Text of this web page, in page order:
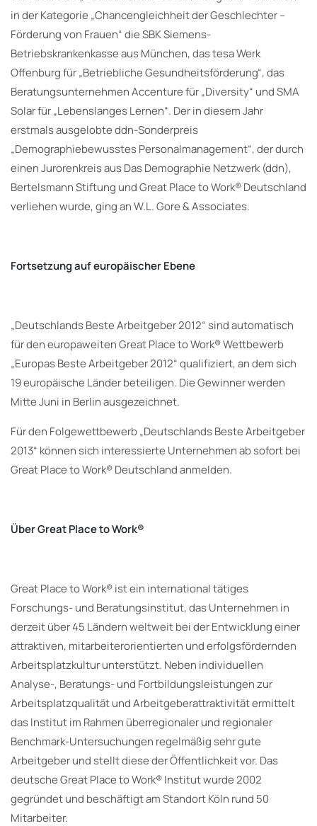
in der Kategorie „Chancengleichheit der Geschlechter –
Förderung von Frauen“ die SBK Siemens-
Betriebskrankenkasse aus München, das tesa Werk
Offenburg für „Betriebliche Gesundheitsförderung“, das
Beratungsunternehmen Accenture für „Diversity“ und SMA
Solar für „Lebenslanges Lernen“. Der in diesem Jahr
erstmals ausgelobte ddn-Sonderpreis
„Demographiebewusstes Personalmanagement“, der durch
einen Jurorenkreis aus Das Demographie Netzwerk (ddn),
Bertelsmann Stiftung und Great Place to Work® Deutschland
verliehen wurde, ging an W.L. Gore & Associates.
Fortsetzung auf europäischer Ebene
„Deutschlands Beste Arbeitgeber 2012“ sind automatisch
für den europaweiten Great Place to Work® Wettbewerb
„Europas Beste Arbeitgeber 2012“ qualifiziert, an dem sich
19 europäische Länder beteiligen. Die Gewinner werden
Mitte Juni in Berlin ausgezeichnet.
Für den Folgewettbewerb „Deutschlands Beste Arbeitgeber
2013“ können sich interessierte Unternehmen ab sofort bei
Great Place to Work® Deutschland anmelden.
Über Great Place to Work®
Great Place to Work® ist ein international tätiges
Forschungs- und Beratungsinstitut, das Unternehmen in
derzeit über 45 Ländern weltweit bei der Entwicklung einer
attraktiven, mitarbeiterorientierten und erfolgsfördernden
Arbeitsplatzkultur unterstützt. Neben individuellen
Analyse-, Beratungs- und Fortbildungsleistungen zur
Arbeitsplatzqualität und Arbeitgeberattraktivität ermittelt
das Institut im Rahmen überregionaler und regionaler
Benchmark-Untersuchungen regelmäßig sehr gute
Arbeitgeber und stellt diese der Öffentlichkeit vor. Das
deutsche Great Place to Work® Institut wurde 2002
gegründet und beschäftigt am Standort Köln rund 50
Mitarbeiter.